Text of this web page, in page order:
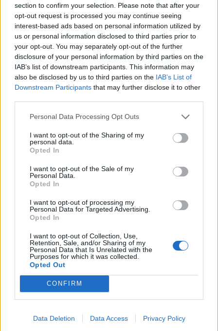
section to confirm your selection. Please note that after your
opt-out request is processed you may continue seeing
interest-based ads based on personal information utilized by
us or personal information disclosed to third parties prior to
your opt-out. You may separately opt-out of the further
disclosure of your personal information by third parties on the
IAB’s list of downstream participants. This information may
also be disclosed by us to third parties on the IAB’s List of
Downstream Participants that may further disclose it to other
Personal Data Processing Opt Outs
I want to opt-out of the Sharing of my
personal data.
Opted In
I want to opt-out of the Sale of my
Personal Data.
Opted In
I want to opt-out of processing my
Personal Data for Targeted Advertising.
Opted In
I want to opt-out of Collection, Use,
Retention, Sale, and/or Sharing of my
Personal Data that Is Unrelated with the
Purposes for which it was collected.
Opted Out
CONFIRM
Data Deletion Data Access Privacy Policy
Minősítés
Hogyan lehet minősített
kutyabarát helyed?
Megismerem
Javasolj egy kutyabarát helyet!